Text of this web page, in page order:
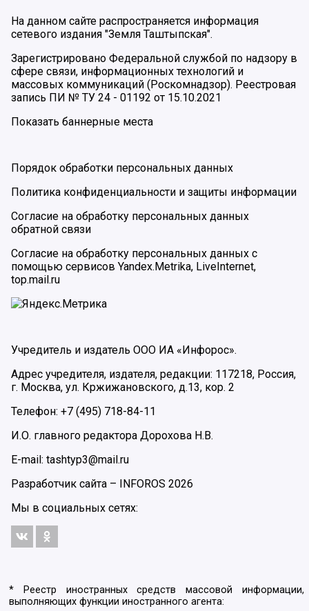
На данном сайте распространяется информация
сетевого издания "Земля Таштыпская".
Зарегистрировано Федеральной службой по надзору в
сфере связи, информационных технологий и
массовых коммуникаций (Роскомнадзор). Реестровая
запись ПИ № ТУ 24 - 01192 от 15.10.2021
Показать баннерные места
Порядок обработки персональных данных
Политика конфиденциальности и защиты информации
Согласие на обработку персональных данных
обратной связи
Согласие на обработку персональных данных с
помощью сервисов Yandex.Metrika, LiveInternet,
top.mail.ru
Учредитель и издатель ООО ИА «Инфорос».
Адрес учредителя, издателя, редакции: 117218, Россия,
г. Москва, ул. Кржижановского, д.13, кор. 2
Телефон: +7 (495) 718-84-11
И.О. главного редактора Дорохова Н.В.
E-mail: tashtyp3@mail.ru
Разработчик сайта – INFOROS 2026
Мы в социальных сетях:
* Реестр иностранных средств массовой информации,
выполняющих функции иностранного агента: